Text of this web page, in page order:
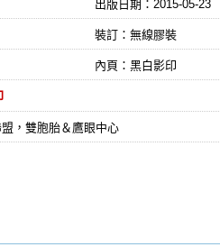
出版日期： 2015-05-23
裝訂：無線膠裝
內頁：黑白影印
，雙胞胎＆鷹眼中心